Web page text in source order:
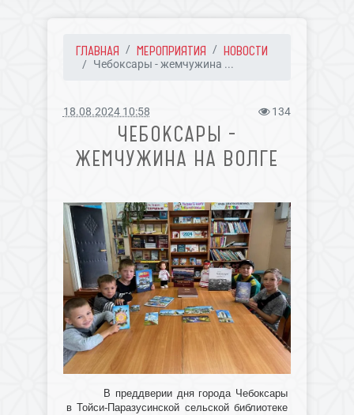
ГЛАВНАЯ МЕРОПРИЯТИЯ НОВОСТИ
Чебоксары - жемчужина ...
18.08.2024 10:58 134
ЧЕБОКСАРЫ -
ЖЕМЧУЖИНА НА ВОЛГЕ
В преддверии дня города Чебоксары
в Тойси-Паразусинской сельской библиотеке